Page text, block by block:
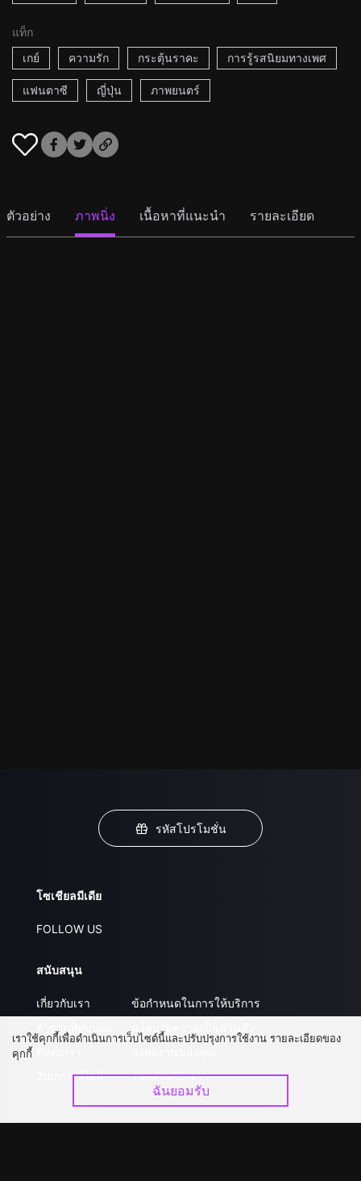
แท็ก
เกย์
ความรัก กระตุ้นราคะ การรู้รสนิยมทางเพศ
แฟนตาซี ญี่ปุ่น ภาพยนตร์
ตัวอย่าง ภาพนิ่ง เนื้อหาที่แนะนำ รายละเอียด
รหัสโปรโมชั่น
โซเชียลมีเดีย
FOLLOW US
สนับสนุน
เกี่ยวกับเรา
อัปเกรด วีไอพี
ข้อกำหนดในการให้บริการ
ร่วมงานกับเรา
เราใช้คุกกี้เพื่อดำเนินการเว็บไซต์นี้และปรับปรุงการใช้งาน รายละเอียดของ
คุกกี้
ฉันยอมรับ